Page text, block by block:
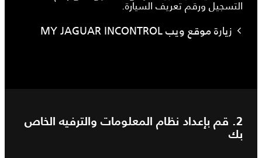
التسجيل ورقم تعريف السيارة.
زيارة موقع ويب MY JAGUAR INCONTROL
2. قم بإعداد نظام المعلومات والترفيه الخاص
بك